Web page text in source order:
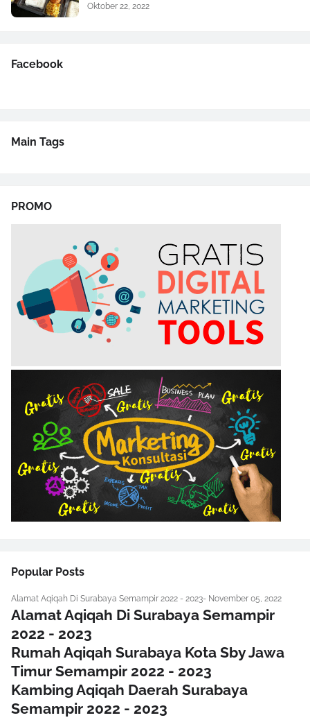
Oktober 22, 2022
Facebook
Main Tags
PROMO
Popular Posts
Alamat Aqiqah Di Surabaya Semampir 2022 - 2023- November 05, 2022
Alamat Aqiqah Di Surabaya Semampir
2022 - 2023
Rumah Aqiqah Surabaya Kota Sby Jawa
Timur Semampir 2022 - 2023
Kambing Aqiqah Daerah Surabaya
Semampir 2022 - 2023